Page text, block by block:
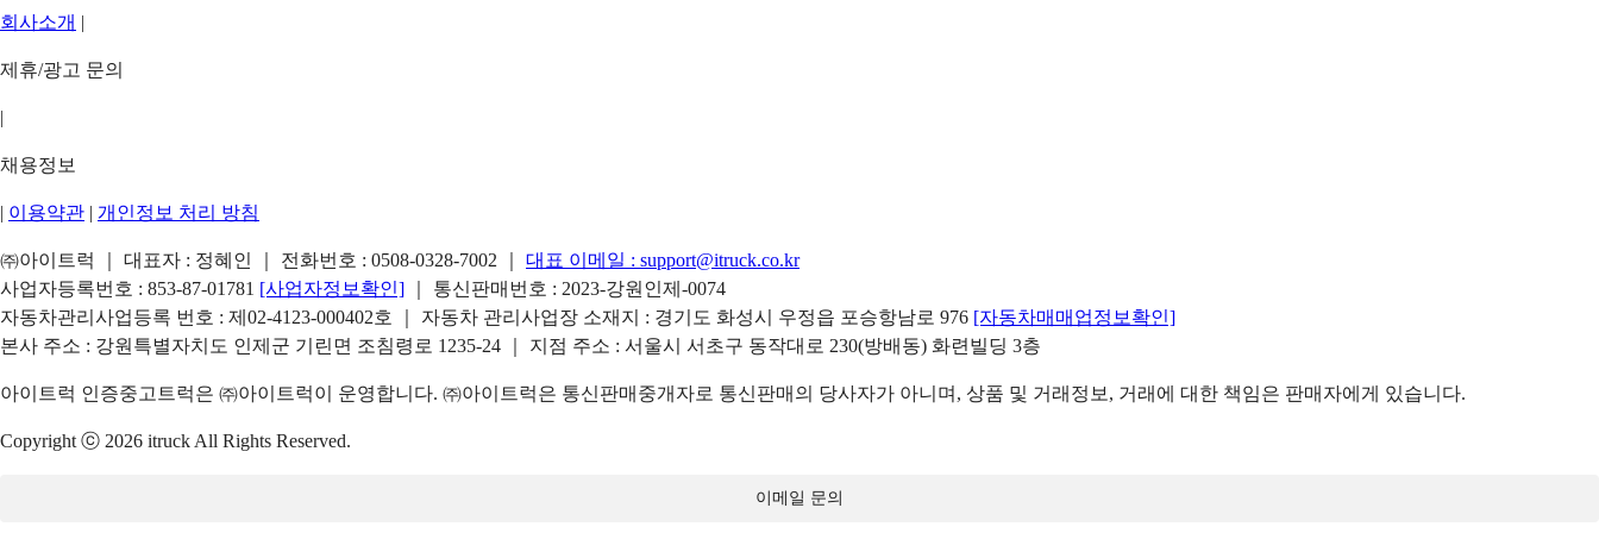
회사소개 |
제휴/광고 문의
|
채용정보
| 이용약관 | 개인정보 처리 방침
㈜아이트럭 ｜ 대표자 : 정혜인 ｜ 전화번호 : 0508-0328-7002 대표 이메일 : support@itruck.co.kr
사업자등록번호 : 853-87-01781 [사업자정보확인]
｜ 통신판매번호 : 2023-강원인제-0074
자동차관리사업등록 번호 : 제02-4123-000402호 ｜ 자동차 관리사업장 소재지 : 경기도 화성시 우정읍 포승항남로 976 [자동차매매업정보확인]
본사 주소 : 강원특별자치도 인제군 기린면 조침령로 1235-24 ｜ 지점 주소 : 서울시 서초구 동작대로 230(방배동) 화련빌딩 3층
아이트럭 인증중고트럭은 ㈜아이트럭이 운영합니다. ㈜아이트럭은 통신판매중개자로 통신판매의 당사자가 아니며, 상품 및 거래정보, 거래에 대한 책임은 판매자에게 있습니다.
Copyright ⓒ 2026 itruck All Rights Reserved.
이메일 문의